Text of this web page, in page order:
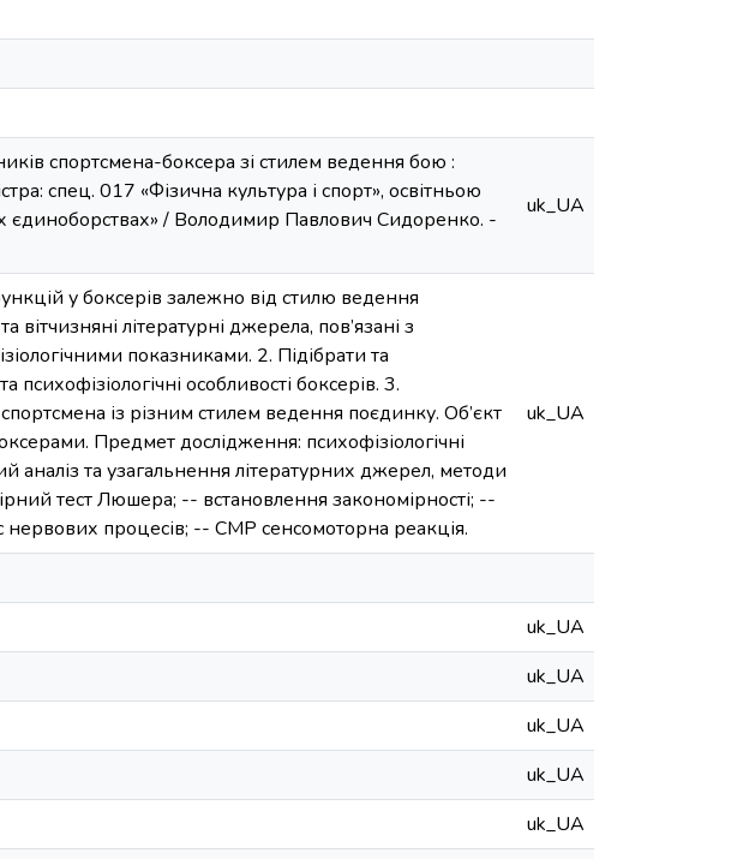
спортсмена-боксера зі стилем ведення бою :
спец. 017 «Фізична культура і спорт», освітньою
єдиноборствах» / Володимир Павлович Сидоренко. -
uk_UA
у боксерів залежно від стилю ведення
літературні джерела, пов’язані з
показниками. 2. Підібрати та
особливості боксерів. 3.
із різним стилем ведення поєдинку. Об’єкт
Предмет дослідження: психофізіологічні
аналіз та узагальнення літературних джерел, методи
тест Люшера; -- встановлення закономірності; --
нервових процесів; -- СМР сенсомоторна реакція.
uk_UA
uk_UA
uk_UA
uk_UA
uk_UA
uk_UA